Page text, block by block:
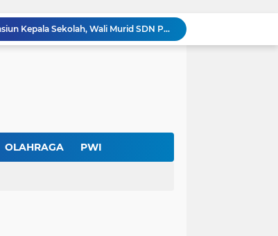
Diduga Ada Pungutan Dana Pensiun Kepala Sekolah, Wali Murid SDN Pasar Kemis 2 Layangkan Pengaduan
Pendekar Bar & Resto Jadi Magnet Pecinta Kuliner dan Hiburan Malam di Tangerang
Anggota TNI AD Tewas dengan 10 Luka Tusuk di Tangerang,Empat Pelaku Ditangkap Kurang dari 24 Jam
OLAHRAGA PWI